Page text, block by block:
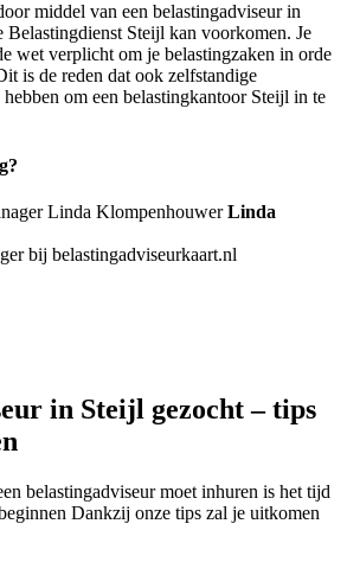
middel van een belastingadviseur in
Belastingdienst Steijl kan voorkomen. Je
wet verplicht om je belastingzaken in orde
is de reden dat ook zelfstandige
om een belastingkantoor Steijl in te
Linda
bij belastingadviseurkaart.nl
in Steijl gezocht – tips
belastingadviseur moet inhuren is het tijd
Dankzij onze tips zal je uitkomen